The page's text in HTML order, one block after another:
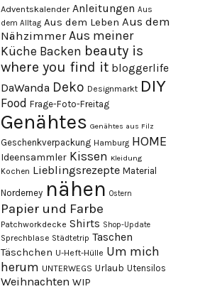
Adventskalender Anleitungen Aus
dem Alltag Aus dem Leben Aus dem
Nähzimmer Aus meiner
Küche Backen beauty is
where you find it bloggerlife
DaWanda Deko Designmarkt DIY
Food Frage-Foto-Freitag
Genähtes Genähtes aus Filz
Geschenkverpackung Hamburg HOME
Ideensammler Kissen Kleidung
Kochen Lieblingsrezepte Material
Norderney nähen Ostern
Papier und Farbe
Patchworkdecke Shirts Shop-Update
Sprechblase Städtetrip Taschen
Täschchen U-Heft-Hülle Um mich
herum UNTERWEGS Urlaub Utensilos
Weihnachten WIP